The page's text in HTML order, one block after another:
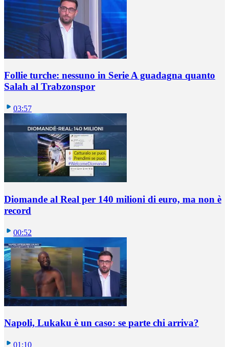
Follie turche: nessuno in Serie A guadagna quanto
Salah al Trabzonspor
03:57
Diomande al Real per 140 milioni di euro, ma non è
record
00:52
Napoli, Lukaku è un caso: se parte chi arriva?
01:10